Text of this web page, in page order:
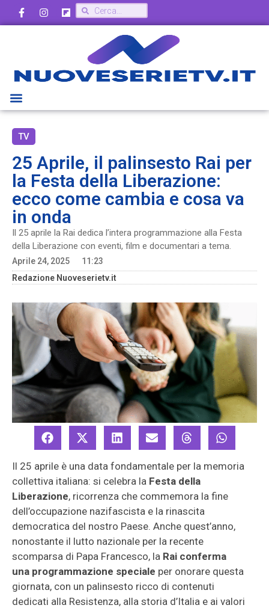
TV
25 Aprile, il palinsesto Rai per
la Festa della Liberazione:
ecco come cambia e cosa va
in onda
Il 25 aprile la Rai dedica l’intera programmazione alla Festa
della Liberazione con eventi, film e documentari a tema.
Aprile 24, 2025
11:23
Redazione Nuoveserietv.it
Il 25 aprile è una data fondamentale per la memoria
collettiva italiana: si celebra la Festa della
Liberazione, ricorrenza che commemora la fine
dell’occupazione nazifascista e la rinascita
democratica del nostro Paese. Anche quest’anno,
nonostante il lutto nazionale per la recente
scomparsa di Papa Francesco, la Rai conferma
una programmazione speciale per onorare questa
giornata, con un palinsesto ricco di contenuti
dedicati alla Resistenza, alla storia d’Italia e ai valori